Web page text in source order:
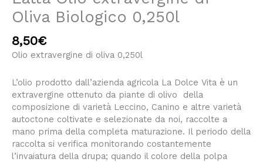
Oliva Biologico 0,250l
8,50€
Olio extravergine di oliva 0,250l
L’olio prodotto dall’azienda agricola La Dolce Vita è un
extravergine ottenuto da piante di olivo della
composizione di varietà Leccino, Canino e altre varietà
autoctone coltivate e selezionate da noi, raccolte a
mano prima della completa maturazione. Il periodo della
raccolta si verifica monitorando costantemente
l’invaiatura della drupa; quando il colore della polpa